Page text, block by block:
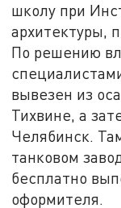
школу при
архитектуры,
По решению
вывезен из
Тихвине, а
Челябинск.
танковом
бесплатно
оформителя.